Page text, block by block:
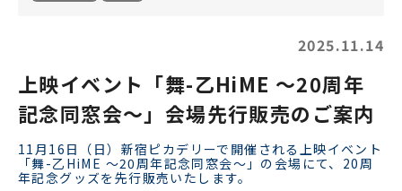
2025.11.14
上映イベント「舞-乙HiME ～20周年
記念同窓会～」会場先行販売のご案内
11月16日（日）新宿ピカデリーで開催される上映イベント
「舞-乙HiME ～20周年記念同窓会～」の会場にて、20周
年記念グッズを先行販売いたします。